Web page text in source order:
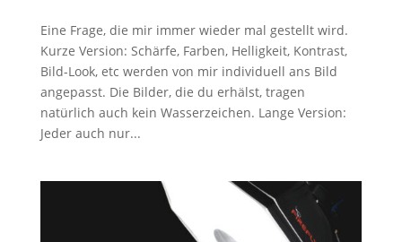
Eine Frage, die mir immer wieder mal gestellt wird.
Kurze Version: Schärfe, Farben, Helligkeit, Kontrast,
Bild-Look, etc werden von mir individuell ans Bild
angepasst. Die Bilder, die du erhälst, tragen
natürlich auch kein Wasserzeichen. Lange Version:
Jeder auch nur...